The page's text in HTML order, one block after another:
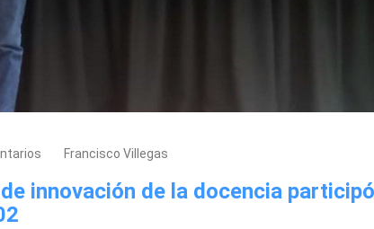
Francisco Villegas
innovación de la docencia participó